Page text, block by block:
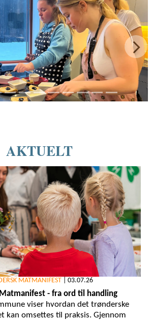
AKTUELT
MATMANIFEST 03.07.26
- fra ord til handling
viser hvordan det trønderske
kan omsettes til praksis. Gjennom